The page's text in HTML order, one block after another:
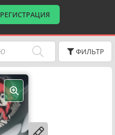
РЕГИСТРАЦИЯ
ФИЛЬТР